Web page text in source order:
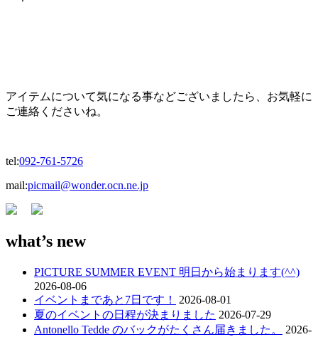
アイテムについて気になる事などございましたら、お気軽に
ご連絡くださいね。
tel:092-761-5726
mail:picmail@wonder.ocn.ne.jp
what’s new
PICTURE SUMMER EVENT 明日から始まります(^^)
2026-08-06
イベントまであと7日です！
2026-08-01
夏のイベントの日程が決まりました 2026-07-29
Antonello Tedde のバックがたくさん届きました。
2026-